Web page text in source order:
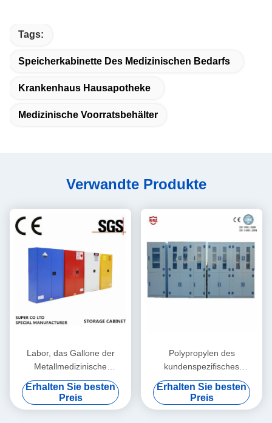
Tags:
Speicherkabinette Des Medizinischen Bedarfs
Krankenhaus Hausapotheke
Medizinische Voorratsbehälter
Verwandte Produkte
Labor, das Gallone der
Metallmedizinische
Speicher-Kabinett-45/SGS
zuschließt
Erhalten Sie besten
Preis
Polypropylen des
kundenspezifisches
Krankenhaus-ätzendes
medizinisches Speicher-
Kabinett-pp., 6 Türen
Erhalten Sie besten
Preis